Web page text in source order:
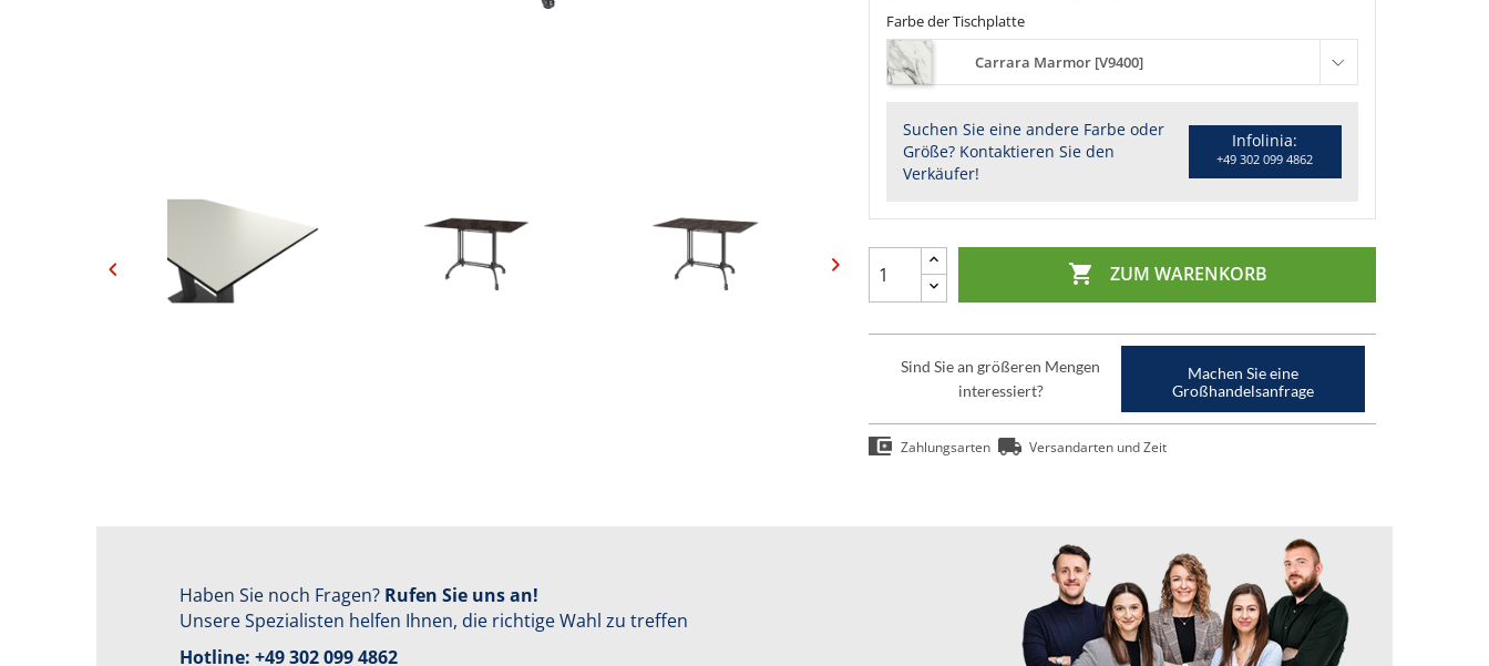
Farbe der Tischplatte
Carrara Marmor [V9400]
Suchen Sie eine andere Farbe oder
Größe? Kontaktieren Sie den
Verkäufer!
Infolinia:
+49 302 099 4862
 ZUM WARENKORB
Sind Sie an größeren Mengen
interessiert?
Machen Sie eine
Großhandelsanfrage
Zahlungsarten Versandarten und Zeit
Haben Sie noch Fragen? Rufen Sie uns an!
Unsere Spezialisten helfen Ihnen, die richtige Wahl zu treffen
Hotline: +49 302 099 4862